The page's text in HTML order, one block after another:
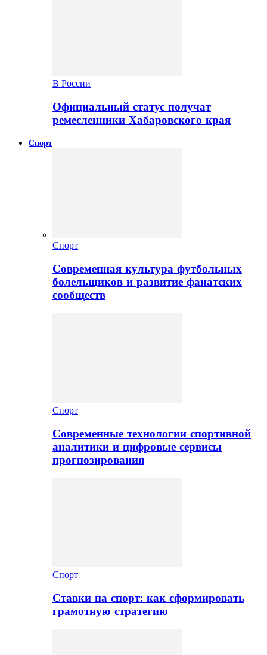
В России
Официальный статус получат
ремесленники Хабаровского края
Спорт
Спорт
Современная культура футбольных
болельщиков и развитие фанатских
сообществ
Спорт
Современные технологии спортивной
аналитики и цифровые сервисы
прогнозирования
Спорт
Ставки на спорт: как сформировать
грамотную стратегию